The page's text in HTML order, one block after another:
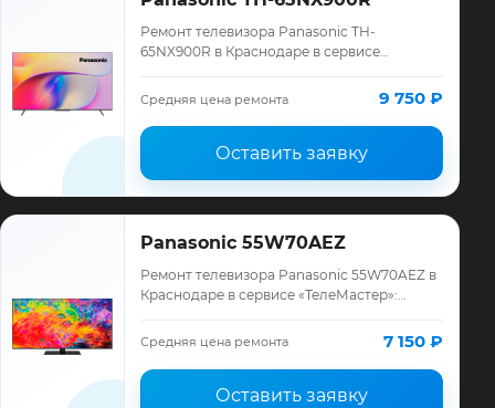
Ремонт телевизора Panasonic TH-
65NX900R в Краснодаре в сервисе
Panasonic, смета до ремонта, запчасти и
гарантия до 12 мес…
Средняя цена ремонта 9 750 ₽
Оставить заявку
Panasonic 55W70AEZ
Ремонт телевизора Panasonic 55W70AEZ в
Краснодаре в сервисе «ТелеМастер»:
ремонта, запчасти и гарантия до 12
Средняя цена ремонта 7 150 ₽
Оставить заявку